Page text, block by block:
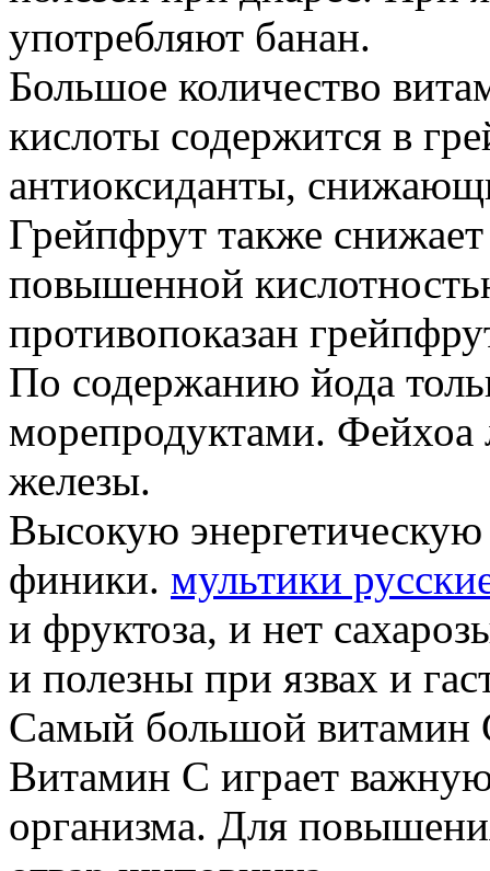
употребляют банан.
Большое количество
кислоты содержится в
антиоксиданты,
Грейпфрут также
повышенной
противопоказан
По содержанию йода
морепродуктами. Фейхоа
железы.
Высокую энергетическую
финики. мультики
и фруктоза, и нет
и полезны при язвах и
Самый большой витамин
Витамин C играет
организма. Для